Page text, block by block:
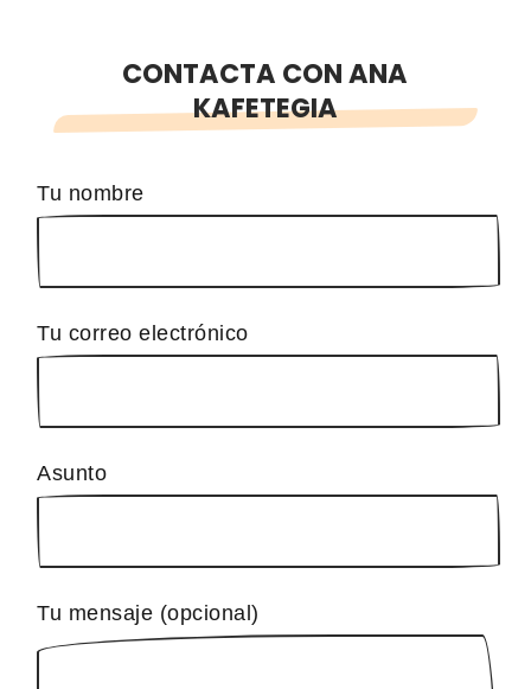
CONTACTA CON ANA
KAFETEGIA
Tu nombre
Tu correo electrónico
Asunto
Tu mensaje (opcional)